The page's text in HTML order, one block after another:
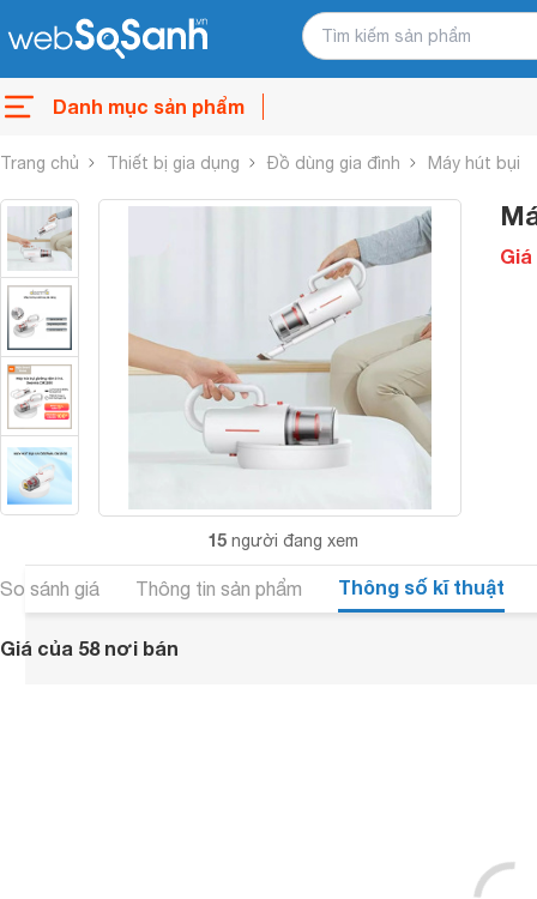
Danh mục sản phẩm
Trang chủ Thiết bị gia dụng Đồ dùng gia đình Máy hút bụi
15 người đang xem
So sánh giá Thông tin sản phẩm Thông số kĩ thuật
Giá của 58 nơi bán